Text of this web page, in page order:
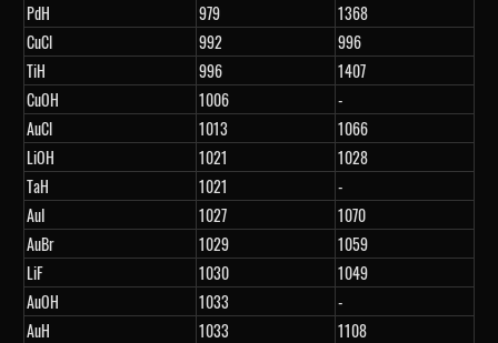
PdH
979
1368
CuCl
992
996
TiH
996
1407
CuOH
1006
-
AuCl
1013
1066
LiOH
1021
1028
TaH
1021
-
AuI
1027
1070
AuBr
1029
1059
LiF
1030
1049
AuOH
1033
-
AuH
1033
1108